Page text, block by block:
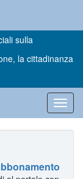
sulla
la cittadinanza